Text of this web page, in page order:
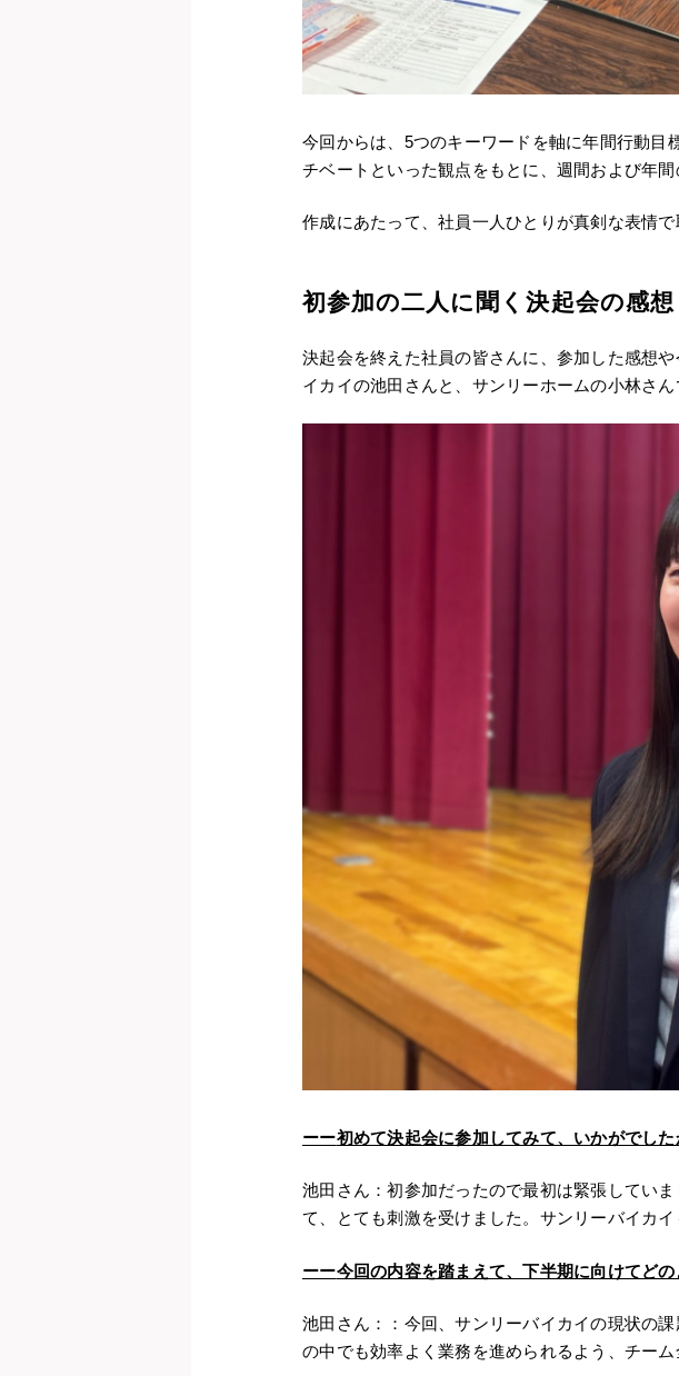
今回からは、5つのキーワードを軸に年間行動目
チベートといった観点をもとに、週間および年
作成にあたって、社員一人ひとりが真剣な表情
初参加の二人に聞く決起会の感想
決起会を終えた社員の皆さんに、参加した感想
イカイの池田さんと、サンリーホームの小林さん
ーー初めて決起会に参加してみて、いかがでした
池田さん：初参加だったので最初は緊張してい
て、とても刺激を受けました。サンリーバイカ
ーー今回の内容を踏まえて、下半期に向けてど
池田さん：：今回、サンリーバイカイの現状の
の中でも効率よく業務を進められるよう、チー